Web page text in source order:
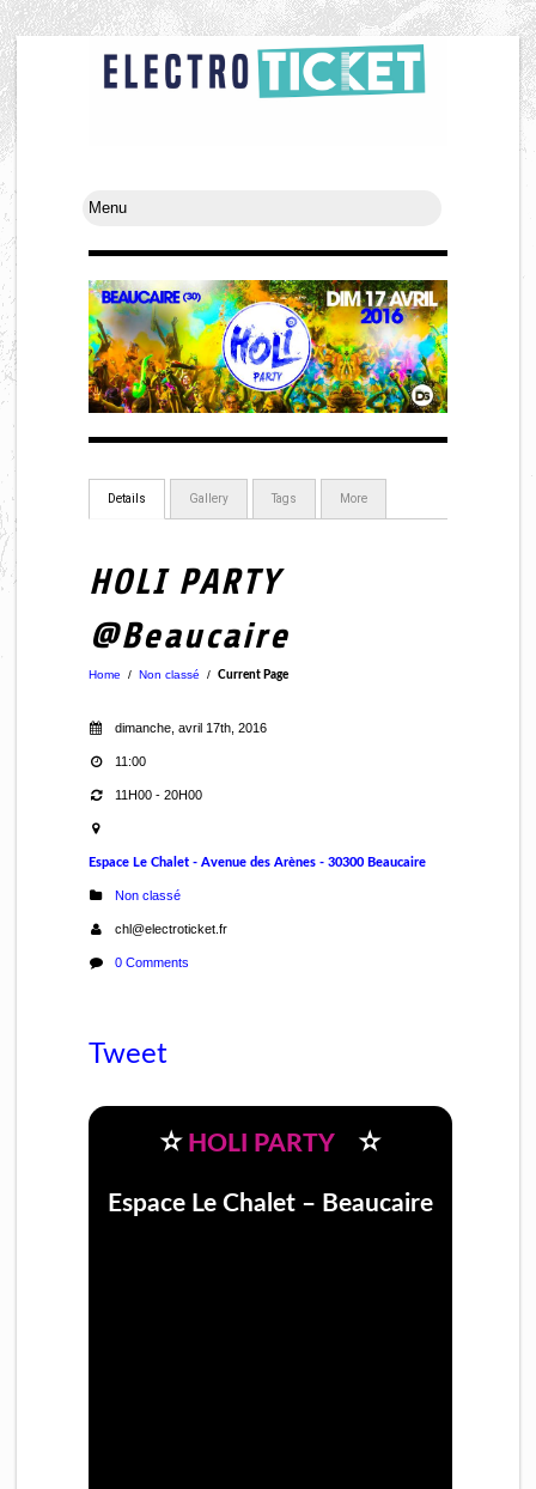
Details Gallery Tags More
HOLI PARTY
@Beaucaire
Home / Non classé / Current Page
dimanche, avril 17th, 2016
11:00
11H00 - 20H00
Espace Le Chalet - Avenue des Arènes - 30300 Beaucaire
Non classé
chl@electroticket.fr
0 Comments
Tweet
✫ HOLI PARTY ✫
Espace Le Chalet – Beaucaire